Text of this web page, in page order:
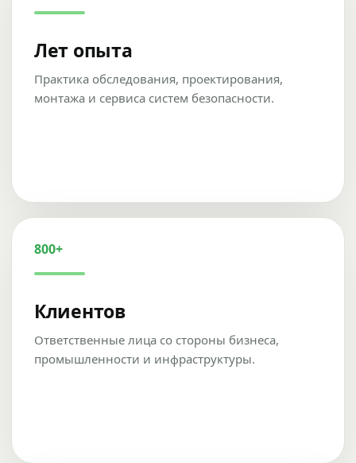
Лет опыта
Практика обследования, проектирования,
монтажа и сервиса систем безопасности.
800+
Клиентов
Ответственные лица со стороны бизнеса,
промышленности и инфраструктуры.